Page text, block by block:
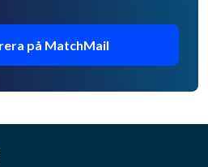
på MatchMail